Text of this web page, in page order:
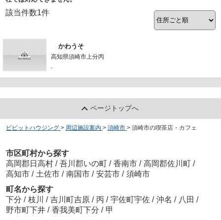
該当件数1件
かわうそ
高知県須崎市上分丙
-
ページトップへ
ビビットハウジング > 周辺施設案内 > 須崎市 > 須崎市の喫茶店・カフェ
市区町村から探す
高岡郡日高村 / 吾川郡いの町 / 香南市 / 高岡郡佐川町 /
高知市 / 土佐市 / 南国市 / 安芸市 / 須崎市
町名から探す
下分 / 枝川 / 吉川町吉原 / 丙 / 宇佐町宇佐 / 沖名 / 八田 /
野市町下井 / 香我美町下分 / 甲